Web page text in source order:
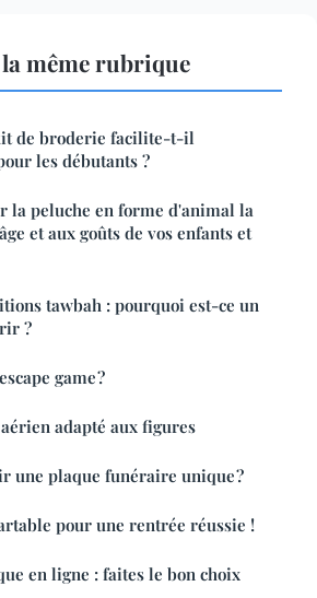
même rubrique
de broderie facilite-t-il
les débutants ?
la peluche en forme d'animal la
et aux goûts de vos enfants et
tawbah : pourquoi est-ce un
?
game ?
adapté aux figures
une plaque funéraire unique ?
pour une rentrée réussie !
en ligne : faites le bon choix